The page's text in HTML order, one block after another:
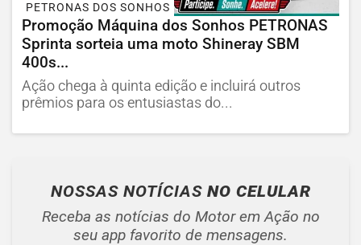
PETRONAS DOS SONHOS
Promoção Máquina dos Sonhos PETRONAS
Sprinta sorteia uma moto Shineray SBM
400s...
Ação chega à quinta edição e incluirá outros
prêmios para os entusiastas do...
NOSSAS NOTÍCIAS NO CELULAR
Receba as notícias do Motor em Ação no
seu app favorito de mensagens.